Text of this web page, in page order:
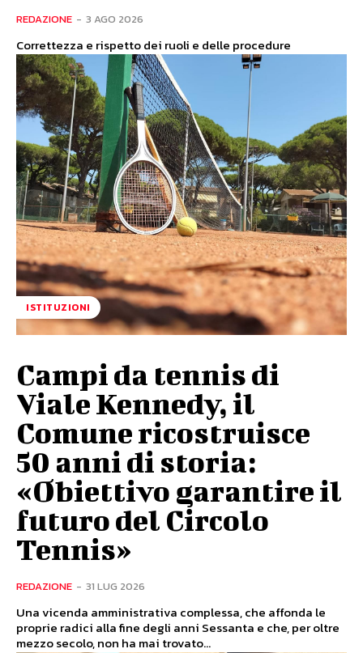
REDAZIONE - 3 AGO 2026
Correttezza e rispetto dei ruoli e delle procedure
ISTITUZIONI
Campi da tennis di
Viale Kennedy, il
Comune ricostruisce
50 anni di storia:
«Obiettivo garantire il
futuro del Circolo
Tennis»
REDAZIONE - 31 LUG 2026
Una vicenda amministrativa complessa, che affonda le
proprie radici alla fine degli anni Sessanta e che, per oltre
mezzo secolo, non ha mai trovato...